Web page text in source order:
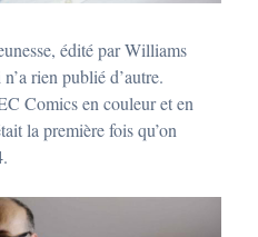
édité par Williams
rien publié d’autre.
Comics en couleur et en
la première fois qu’on